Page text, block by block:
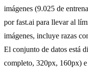
imágenes (9.025 de
por fast.ai para llevar al
imágenes, incluye razas
El conjunto de datos está
completo, 320px, 160px)